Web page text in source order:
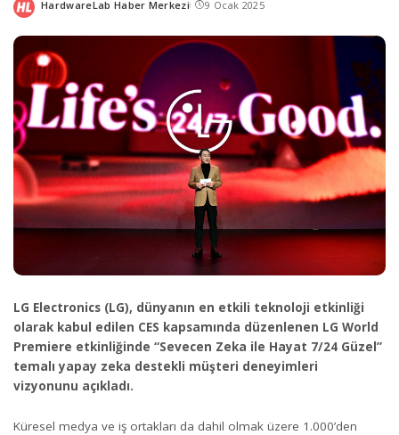
Posted
HardwareLab Haber Merkezi 9 Ocak 2025
LG Electronics (LG), dünyanın en etkili teknoloji etkinliği
olarak kabul edilen CES kapsamında düzenlenen LG World
Premiere etkinliğinde “Sevecen Zeka ile Hayat 7/24 Güzel”
temalı yapay zeka destekli müşteri deneyimleri
vizyonunu açıkladı.
Küresel medya ve iş ortakları da dahil olmak üzere 1.000’den